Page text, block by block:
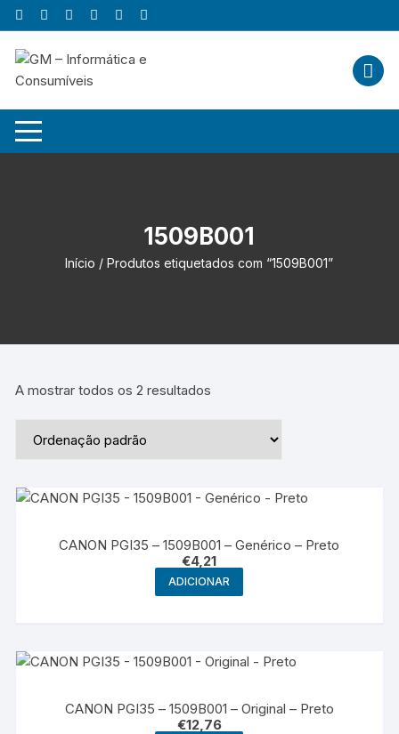
Skip
to
content
1509B001
Início / Produtos etiquetados com “1509B001”
A mostrar todos os 2 resultados
CANON PGI35 – 1509B001 – Genérico – Preto
€4,21
ADICIONAR
CANON PGI35 – 1509B001 – Original – Preto
€12,76